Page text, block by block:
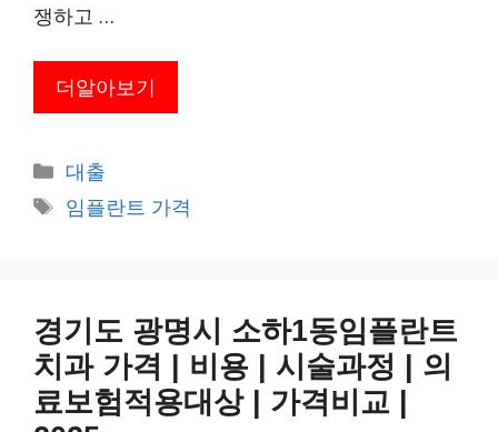
쟁하고 …
더알아보기
카
테
고
대출
태
임플란트 가격
경기도 광명시 소하1동임플란트
치과 가격 | 비용 | 시술과정 | 의
료보험적용대상 | 가격비교 |